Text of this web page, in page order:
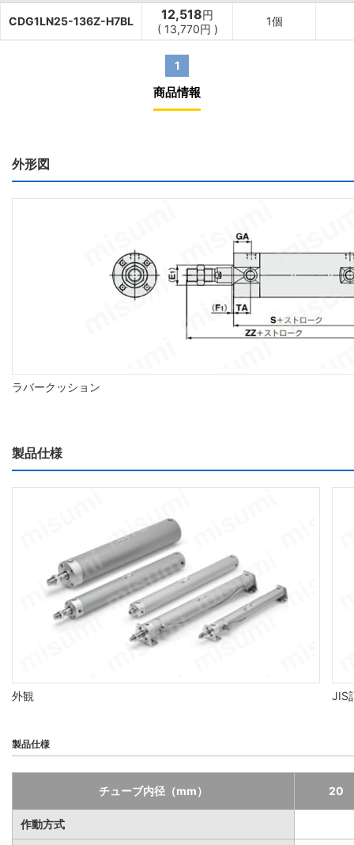
CDG1LN25-136Z-H7BL 12,518円
( 13,770円 )
1個
1
商品情報
外形図
ラバークッション
製品仕様
外観 JIS
製品仕様
チューブ内径（mm） 20
作動方式